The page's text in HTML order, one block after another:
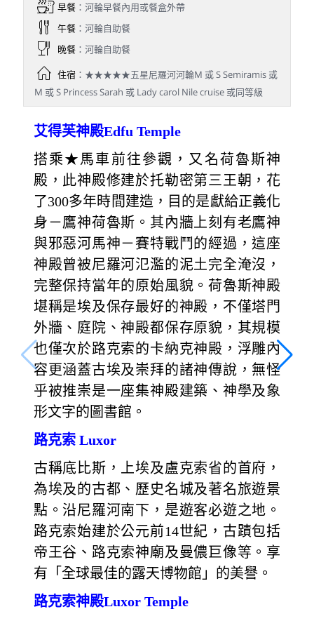
早餐：河輪早餐內用或餐盒外帶
午餐：河輪自助餐
晚餐：河輪自助餐
住宿：★★★★★五星尼羅河河輪M 或 S Semiramis 或
M 或 S Princess Sarah 或 Lady carol Nile cruise 或同等級
艾得芙神殿Edfu Temple
搭乘★馬車前往參觀，又名荷魯斯神
殿，此神殿修建於托勒密第三王朝，花
了300多年時間建造，目的是獻給正義化
身－鷹神荷魯斯。其內牆上刻有老鷹神
與邪惡河馬神－賽特戰鬥的經過，這座
神殿曾被尼羅河氾濫的泥土完全淹沒，
完整保持當年的原始風貌。荷魯斯神殿
堪稱是埃及保存最好的神殿，不僅塔門
外牆、庭院、神殿都保存原貌，其規模
也僅次於路克索的卡納克神殿，浮雕內
容更涵蓋古埃及崇拜的諸神傳說，無怪
乎被推崇是一座集神殿建築、神學及象
形文字的圖書館。
路克索 Luxor
古稱底比斯，上埃及盧克索省的首府，
為埃及的古都、歷史名城及著名旅遊景
點。沿尼羅河南下，是遊客必遊之地。
路克索始建於公元前14世紀，古蹟包括
帝王谷、路克索神廟及曼儂巨像等。享
有「全球最佳的露天博物館」的美譽。
路克索神殿Luxor Temple